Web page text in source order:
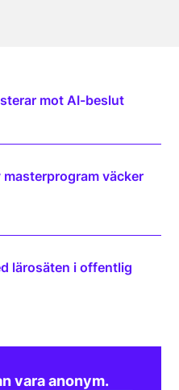
mot AI-beslut
väcker
lärosäten i offentlig
vara anonym.